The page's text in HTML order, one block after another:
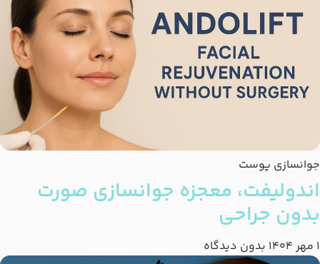
جوانسازی پوست
اندولیفت، معجزه جوانسازی صورت
بدون جراحی
1 مهر 1404 بدون دیدگاه